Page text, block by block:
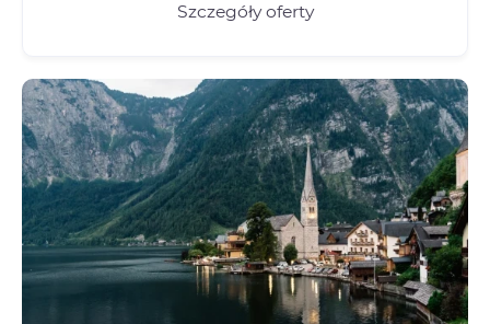
Szczegóły oferty